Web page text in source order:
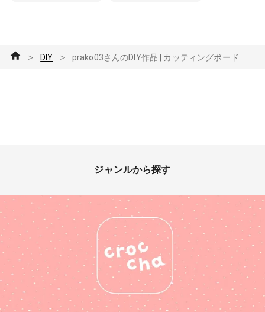
＞ DIY ＞ prako03さんのDIY作品 | カッティングボード
ジャンルから探す